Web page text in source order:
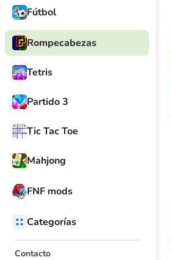
Fútbol
Rompecabezas
Tetris
Partido 3
Tic Tac Toe
Mahjong
FNF mods
Categorías
Contacto